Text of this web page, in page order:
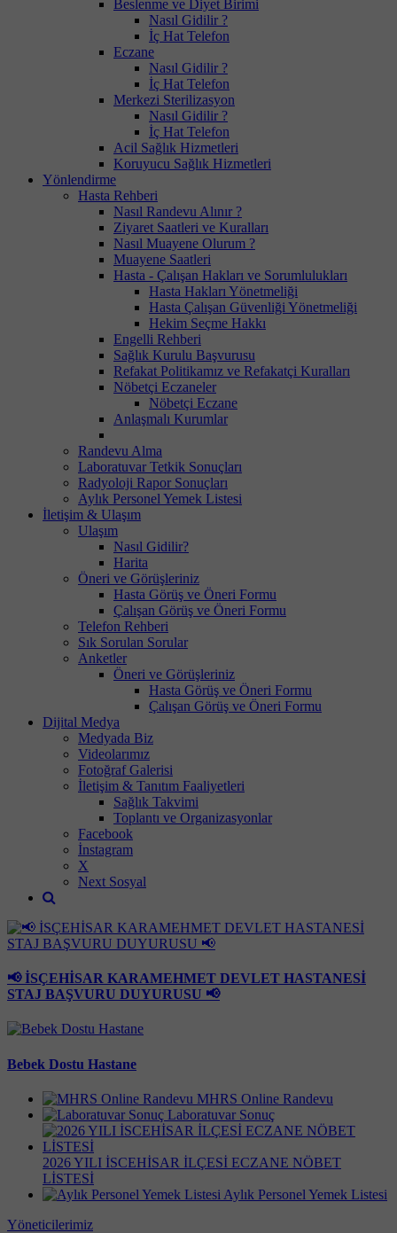
Beslenme ve Diyet Birimi
Nasıl Gidilir ?
İç Hat Telefon
Eczane
Nasıl Gidilir ?
İç Hat Telefon
Merkezi Sterilizasyon
Nasıl Gidilir ?
İç Hat Telefon
Acil Sağlık Hizmetleri
Koruyucu Sağlık Hizmetleri
Yönlendirme
Hasta Rehberi
Nasıl Randevu Alınır ?
Ziyaret Saatleri ve Kuralları
Nasıl Muayene Olurum ?
Muayene Saatleri
Hasta - Çalışan Hakları ve Sorumlulukları
Hasta Hakları Yönetmeliği
Hasta Çalışan Güvenliği Yönetmeliği
Hekim Seçme Hakkı
Engelli Rehberi
Sağlık Kurulu Başvurusu
Refakat Politikamız ve Refakatçi Kuralları
Nöbetçi Eczaneler
Nöbetçi Eczane
Anlaşmalı Kurumlar
Randevu Alma
Laboratuvar Tetkik Sonuçları
Radyoloji Rapor Sonuçları
Aylık Personel Yemek Listesi
İletişim & Ulaşım
Ulaşım
Nasıl Gidilir?
Harita
Öneri ve Görüşleriniz
Hasta Görüş ve Öneri Formu
Çalışan Görüş ve Öneri Formu
Telefon Rehberi
Sık Sorulan Sorular
Anketler
Öneri ve Görüşleriniz
Hasta Görüş ve Öneri Formu
Çalışan Görüş ve Öneri Formu
Dijital Medya
Medyada Biz
Videolarımız
Fotoğraf Galerisi
İletişim & Tanıtım Faaliyetleri
Sağlık Takvimi
Toplantı ve Organizasyonlar
Facebook
İnstagram
X
Next Sosyal
📢 İSÇEHİSAR KARAMEHMET DEVLET HASTANESİ
STAJ BAŞVURU DUYURUSU 📢
Bebek Dostu Hastane
MHRS Online Randevu
Laboratuvar Sonuç
2026 YILI İSCEHİSAR İLÇESİ ECZANE NÖBET
LİSTESİ
Aylık Personel Yemek Listesi
Yöneticilerimiz